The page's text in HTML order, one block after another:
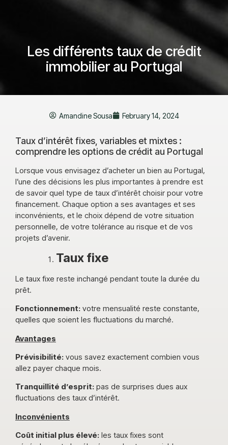
Les différents taux de crédit
immobilier au Portugal
Amandine Sousa February 14, 2024
Taux d’intérêt fixes, variables et mixtes :
comprendre les options de crédit au Portugal
Lorsque vous envisagez d’acheter un bien au Portugal,
l’une des décisions les plus importantes à prendre est
de savoir quel type de taux d’intérêt choisir pour votre
financement. Chaque option a ses avantages et ses
inconvénients, et le choix dépend de votre situation
personnelle, de votre tolérance au risque et de vos
projets d’avenir.
Taux fixe
Le taux fixe reste inchangé pendant toute la durée du
prêt.
Fonctionnement: votre mensualité reste constante,
quelles que soient les fluctuations du marché.
Avantages
Prévisibilité: vous savez exactement combien vous
allez payer chaque mois.
Tranquillité d’esprit: pas de surprises dues aux
fluctuations des taux d’intérêt.
Inconvénients
Coût initial plus élevé: les taux fixes sont